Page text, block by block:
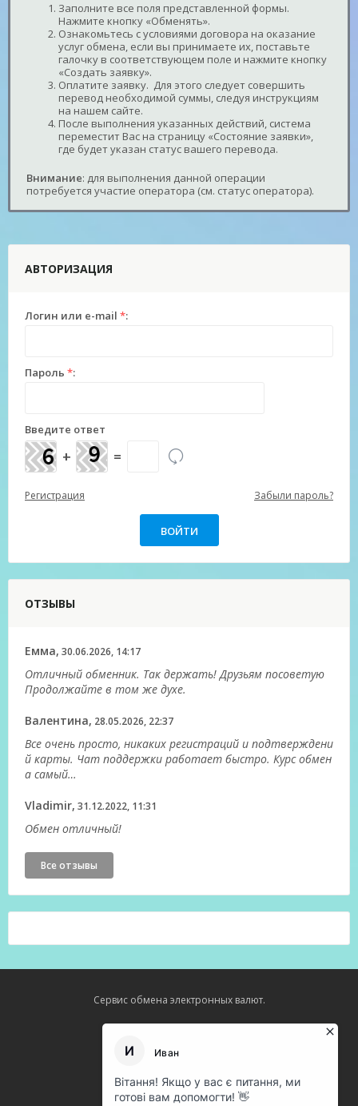
Заполните все поля представленной формы.
Нажмите кнопку «Обменять».
Ознакомьтесь с условиями договора на оказание
услуг обмена, если вы принимаете их, поставьте
галочку в соответствующем поле и нажмите кнопку
«Создать заявку».
Оплатите заявку. Для этого следует совершить
перевод необходимой суммы, следуя инструкциям
на нашем сайте.
После выполнения указанных действий, система
переместит Вас на страницу «Состояние заявки»,
где будет указан статус вашего перевода.
Внимание: для выполнения данной операции
потребуется участие оператора (см. статус оператора).
АВТОРИЗАЦИЯ
Логин или e-mail *:
Пароль *:
Введите ответ
+ =
Регистрация Забыли пароль?
ОТЗЫВЫ
Емма, 30.06.2026, 14:17
Отличный обменник. Так держать! Друзьям посоветую
Продолжайте в том же духе.
Валентина, 28.05.2026, 22:37
Все очень просто, никаких регистраций и подтверждени
й карты. Чат поддержки работает быстро. Курс обмен
а самый…
Vladimir, 31.12.2022, 11:31
Обмен отличный!
Все отзывы
Сервис обмена электронных валют.